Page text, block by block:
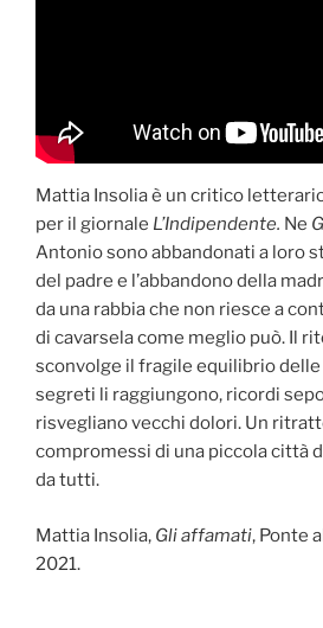
Mattia Insolia è un critico
per il giornale L’Indipendente. Ne
Antonio sono abbandonati a loro
del padre e l’abbandono della
da una rabbia che non riesce a
di cavarsela come meglio può. Il
sconvolge il fragile equilibrio
segreti li raggiungono, ricordi
risvegliano vecchi dolori. Un
compromessi di una piccola città
da tutti.
Mattia Insolia, Gli affamati, Ponte
2021.